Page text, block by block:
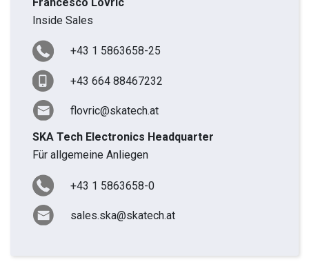
Inside Sales
+43 1 5863658-25
+43 664 88467232
flovric@skatech.at
SKA Tech Electronics Headquarter
Für allgemeine Anliegen
+43 1 5863658-0
sales.ska@skatech.at